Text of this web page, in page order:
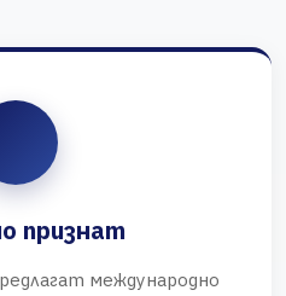
признат
международно